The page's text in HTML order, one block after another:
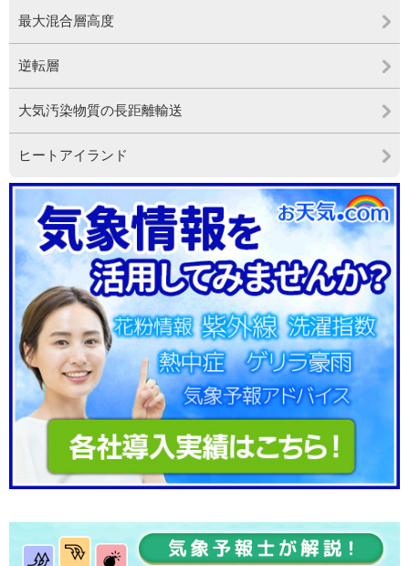
最大混合層高度
逆転層
大気汚染物質の長距離輸送
ヒートアイランド